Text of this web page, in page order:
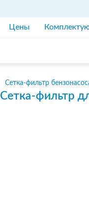
Цены
Сетка-фильтр
Сетка-фильтр